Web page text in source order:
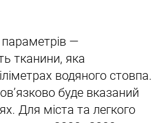
параметрів —
тканини, яка
водяного стовпа.
буде вказаний
Для міста та легкого